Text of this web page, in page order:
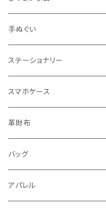
手のひらサイズ
バッグサイズ
手ぬぐい
ステーショナリー
ポストカード・ボールペン
レターセット・メモ
シール・ステッカー・マスキン
スタンプ・はんこ
スマホケース
手帳型ケース
グリップ型ケース
スマホリング
革財布
バッグ
トートバッグ・ランチバッグ
アパレル